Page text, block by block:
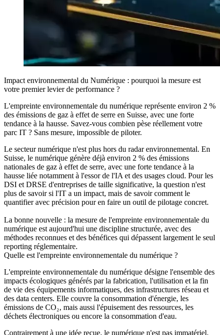
Impact environnemental du Numérique : pourquoi la mesure est
votre premier levier de performance ?
L'empreinte environnementale du numérique représente environ 2 %
des émissions de gaz à effet de serre en Suisse, avec une forte
tendance à la hausse. Savez-vous combien pèse réellement votre
parc IT ? Sans mesure, impossible de piloter.
Le secteur numérique n'est plus hors du radar environnemental. En
Suisse, le numérique génère déjà environ 2 % des émissions
nationales de gaz à effet de serre, avec une forte tendance à la
hausse liée notamment à l'essor de l'IA et des usages cloud. Pour les
DSI et DRSE d'entreprises de taille significative, la question n'est
plus de savoir si l'IT a un impact, mais de savoir comment le
quantifier avec précision pour en faire un outil de pilotage concret.
La bonne nouvelle : la mesure de l'empreinte environnementale du
numérique est aujourd'hui une discipline structurée, avec des
méthodes reconnues et des bénéfices qui dépassent largement le seul
reporting réglementaire.
Quelle est l'empreinte environnementale du numérique ?
L'empreinte environnementale du numérique désigne l'ensemble des
impacts écologiques générés par la fabrication, l'utilisation et la fin
de vie des équipements informatiques, des infrastructures réseau et
des data centers. Elle couvre la consommation d'énergie, les
émissions de CO₂, mais aussi l'épuisement des ressources, les
déchets électroniques ou encore la consommation d'eau.
Contrairement à une idée reçue, le numérique n'est pas immatériel.